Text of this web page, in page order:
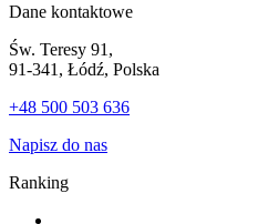
Dane kontaktowe
Św. Teresy 91,
91-341, Łódź, Polska
+48 500 503 636
Napisz do nas
Ranking